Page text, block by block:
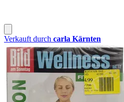
Verkauft durch carla Kärnten